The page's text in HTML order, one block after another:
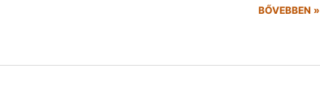
BŐVEBBEN »